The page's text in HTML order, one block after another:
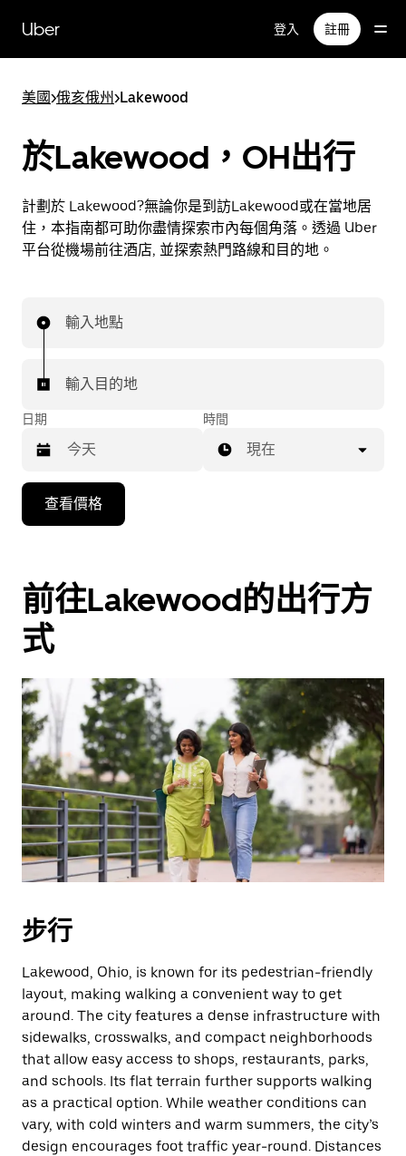
Uber 登入 註冊
美國>俄亥俄州>Lakewood
於Lakewood，OH出行
計劃於 Lakewood?無論你是到訪Lakewood或在當地居
住，本指南都可助你盡情探索市內每個角落。透過 Uber
平台從機場前往酒店, 並探索熱門路線和目的地。
輸入地點
輸入目的地
日期
下
箭
咀
鍵，
即
使
用
日
曆
和
選
擇
日
期。
Esc
鈕
即
可
關
閉
日
曆。
時間
現在
查看價格
前往Lakewood的出行方
式
步行
Lakewood, Ohio, is known for its pedestrian-friendly
layout, making walking a convenient way to get
around. The city features a dense infrastructure with
sidewalks, crosswalks, and compact neighborhoods
that allow easy access to shops, restaurants, parks,
and schools. Its flat terrain further supports walking
as a practical option. While weather conditions can
vary, with cold winters and warm summers, the city’s
design encourages foot traffic year-round. Distances